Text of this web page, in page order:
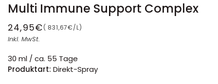
Multi Immune Support Complex
24,95€(STÜCKPREIS
831,67€/L)
Inkl. MwSt.
30 ml / ca. 55 Tage
Produktart: Direkt-Spray